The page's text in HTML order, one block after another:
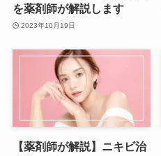
を薬剤師が解説します
2023年10月19日
【薬剤師が解説】ニキビ治